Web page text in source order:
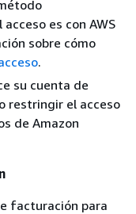
es con AWS
sobre cómo
.
su cuenta de
restringir el acceso
de Amazon
facturación para